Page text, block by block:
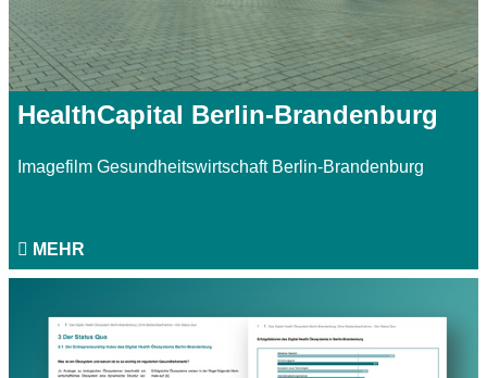
HealthCapital Berlin-Brandenburg
Imagefilm Gesundheitswirtschaft Berlin-Brandenburg
MEHR